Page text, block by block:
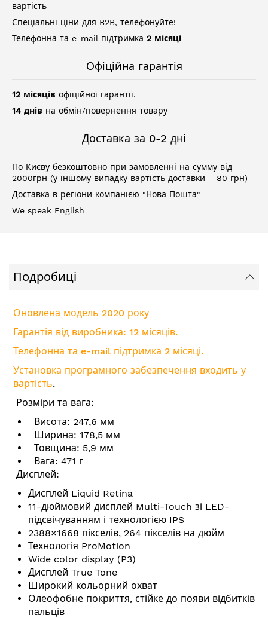
вартість
Спеціальні ціни для B2B, телефонуйте!
Телефонна та e-mail підтримка 2 місяці
Офіційна гарантія
12 місяців офіційної гарантії.
14 днів на обмін/повернення товару
Доставка за 0-2 дні
По Києву безкоштовно при замовленні на сумму від
2000грн (у іншому випадку вартість доставки – 80 грн)
Доставка в регіони компанією "Нова Пошта"
We speak English
Подробиці
Оновлена модель 2020 року
Гарантія від виробника: 12 місяців.
Телефонна та e-mail підтримка 2 місяці.
Установка програмного забезпечення входить у
вартість.
Розміри та вага:
Висота: 247,6 мм
Ширина: 178,5 мм
Товщина: 5,9 мм
Вага: 471 г
Дисплей:
Дисплей Liquid Retina
11-дюймовий дисплей Multi-Touch зі LED-
підсвічуванням і технологією IPS
2388×1668 пікселів, 264 пікселів на дюйм
Технологія ProMotion
Wide color display (P3)
Дисплей True Tone
Широкий кольорний охват
Олеофобне покриття, стійке до появи відбитків
пальців